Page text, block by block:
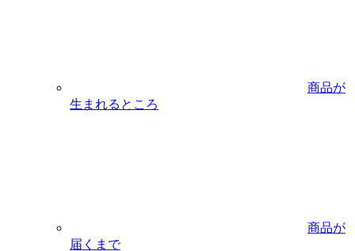
商品が
生まれるところ
商品が
届くまで